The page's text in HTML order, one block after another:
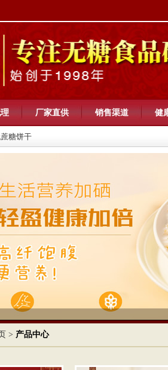
厂家直供 销售渠道 健
糖饼干
> 产品中心